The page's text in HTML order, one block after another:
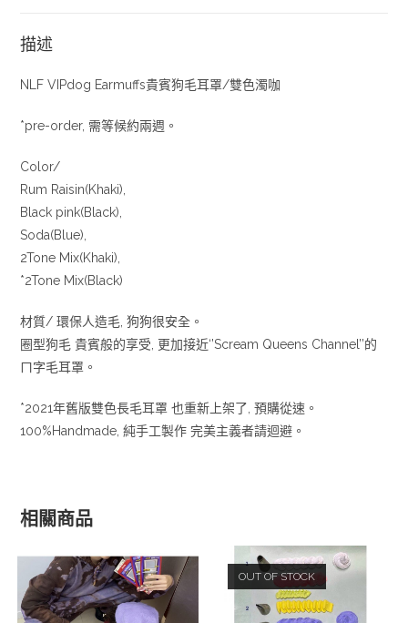
描述
NLF VIPdog Earmuffs貴賓狗毛耳罩/雙色濁咖
*pre-order, 需等候約兩週。
Color/
Rum Raisin(Khaki),
Black pink(Black),
Soda(Blue),
2Tone Mix(Khaki),
*2Tone Mix(Black)
材質/ 環保人造毛, 狗狗很安全。
圈型狗毛 貴賓般的享受, 更加接近‘’Scream Queens Channel’’的
ㄇ字毛耳罩。
*2021年舊版雙色長毛耳罩 也重新上架了, 預購從速。
100%Handmade, 純手工製作 完美主義者請迴避。
相關商品
OUT OF STOCK